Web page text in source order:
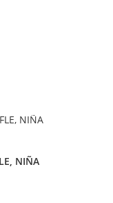
NIÑA